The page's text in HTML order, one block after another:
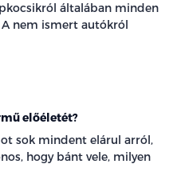
általában minden
nem ismert autókról
előéletét?
sok mindent elárul arról,
hogy bánt vele, milyen